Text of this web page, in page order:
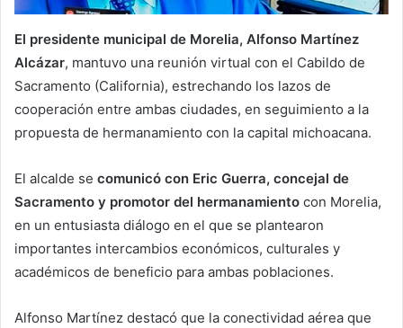
El presidente municipal de Morelia, Alfonso Martínez
Alcázar, mantuvo una reunión virtual con el Cabildo de
Sacramento (California), estrechando los lazos de
cooperación entre ambas ciudades, en seguimiento a la
propuesta de hermanamiento con la capital michoacana.
El alcalde se comunicó con Eric Guerra, concejal de
Sacramento y promotor del hermanamiento con Morelia,
en un entusiasta diálogo en el que se plantearon
importantes intercambios económicos, culturales y
académicos de beneficio para ambas poblaciones.
Alfonso Martínez destacó que la conectividad aérea que